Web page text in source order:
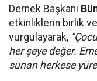
Dernek Başkanı
etkinliklerin birlik
vurgulayarak,
her şeye değer.
sunan herkese